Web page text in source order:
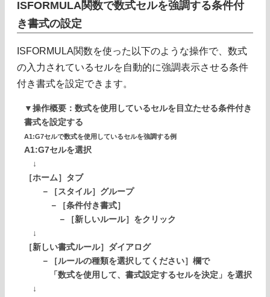
ISFORMULA関数で数式セルを強調する条件付
き書式の設定
ISFORMULA関数を使った以下のような操作で、数式
の入力されているセルを自動的に強調表示させる条件
付き書式を設定できます。
▼操作概要：数式を使用しているセルを目立たせる条件付き
書式を設定する
A1:G7セルで数式を使用しているセルを強調する例
A1:G7セルを選択
↓
［ホーム］タブ
－［スタイル］グループ
－［条件付き書式］
－［新しいルール］をクリック
↓
［新しい書式ルール］ダイアログ
－［ルールの種類を選択してください］欄で
「数式を使用して、書式設定するセルを決定」を選択
↓